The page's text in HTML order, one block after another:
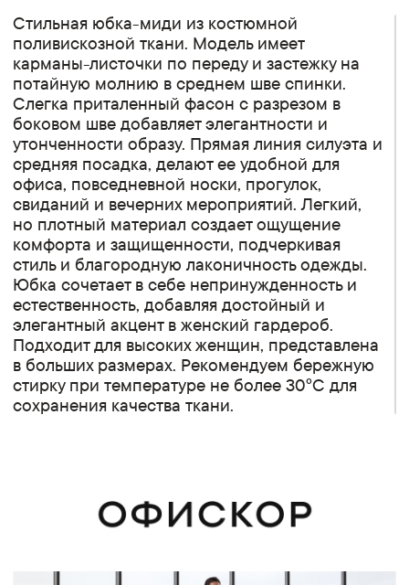
Стильная юбка-миди из костюмной
поливискозной ткани. Модель имеет
карманы-листочки по переду и застежку на
потайную молнию в среднем шве спинки.
Слегка приталенный фасон с разрезом в
боковом шве добавляет элегантности и
утонченности образу. Прямая линия силуэта и
средняя посадка, делают ее удобной для
офиса, повседневной носки, прогулок,
свиданий и вечерних мероприятий. Легкий,
но плотный материал создает ощущение
комфорта и защищенности, подчеркивая
стиль и благородную лаконичность одежды.
Юбка сочетает в себе непринужденность и
естественность, добавляя достойный и
элегантный акцент в женский гардероб.
Подходит для высоких женщин, представлена
в больших размерах. Рекомендуем бережную
стирку при температуре не более 30°C для
сохранения качества ткани.